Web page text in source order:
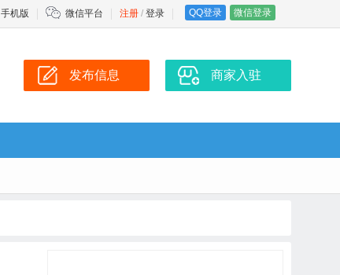
注册 / 登录 QQ登录 微信登录
手机版 微信平台
发布信息 商家入驻